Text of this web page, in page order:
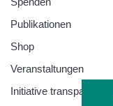
Publikationen
Shop
Veranstaltungen
Initiative transparente